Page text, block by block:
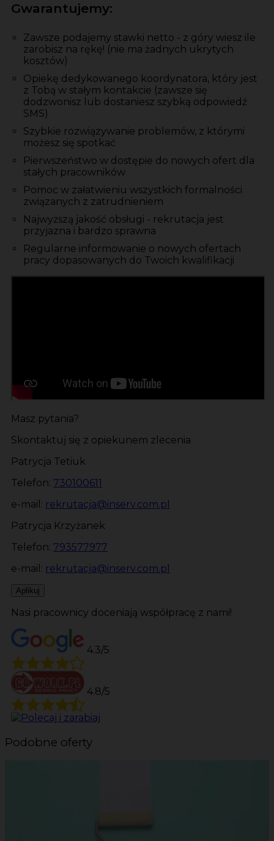
Gwarantujemy:
Zawsze podajemy stawki netto - z góry wiesz ile
zarobisz na rękę! (nie ma żadnych ukrytych
kosztów)
Opiekę dedykowanego koordynatora, który jest
z Tobą w stałym kontakcie (zawsze się
dodzwonisz lub dostaniesz szybką odpowiedź
SMS)
Szybkie rozwiązywanie problemów, z którymi
możesz się spotkać
Pierwszeństwo w dostępie do nowych ofert dla
stałych pracowników
Pomoc w załatwieniu wszystkich formalności
związanych z zatrudnieniem
Najwyższą jakość obsługi - rekrutacja jest
przyjazna i bardzo sprawna
Regularne informowanie o nowych ofertach
pracy dopasowanych do Twoich kwalifikacji
Masz pytania?
Skontaktuj się z opiekunem zlecenia
Patrycja Tetiuk
Telefon: 730100611
e-mail: rekrutacja@inserv.com.pl
Patrycja Krzyżanek
Telefon: 793577977
e-mail: rekrutacja@inserv.com.pl
Aplikuj
Nasi pracownicy doceniają współpracę z nami!
4.3/5
4.8/5
Podobne oferty